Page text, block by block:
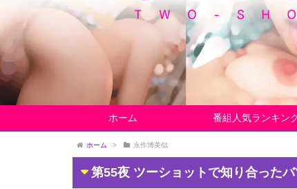
ホーム 番組人気ランキン
ホーム > 永作博美似
第55夜 ツーショットで知り合った